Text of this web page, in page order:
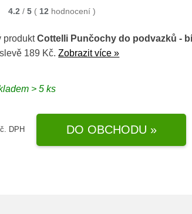
4.2 / 5 ( 12 hodnocení)
produktCottelli Punčochy do podvazků -
189 Kč.Zobrazit více »
> 5 ks
DPH DO OBCHODU »